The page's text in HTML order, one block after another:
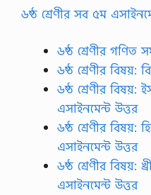
৬ষ্ঠ শ্রেণীর সব ৫ম
৬ষ্ঠ শ্রেণীর গণিত
৬ষ্ঠ শ্রেণীর বিষয়:
৬ষ্ঠ শ্রেণীর বিষয়:
এসাইনমেন্ট উত্তর
৬ষ্ঠ শ্রেণীর বিষয়:
এসাইনমেন্ট উত্তর
৬ষ্ঠ শ্রেণীর বিষয়:
এসাইনমেন্ট উত্তর